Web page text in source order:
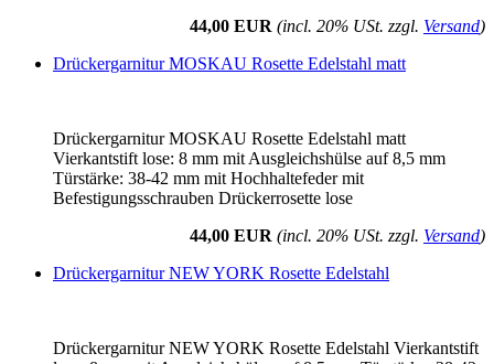
44,00 EUR (incl. 20% USt. zzgl. Versand)
Drückergarnitur MOSKAU Rosette Edelstahl matt
Drückergarnitur MOSKAU Rosette Edelstahl matt
Vierkantstift lose: 8 mm mit Ausgleichshülse auf 8,5 mm
Türstärke: 38-42 mm mit Hochhaltefeder mit
Befestigungsschrauben Drückerrosette lose
44,00 EUR (incl. 20% USt. zzgl. Versand)
Drückergarnitur NEW YORK Rosette Edelstahl
Drückergarnitur NEW YORK Rosette Edelstahl Vierkantstift